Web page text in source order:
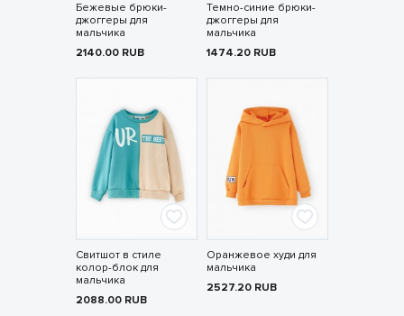
Бежевые брюки-
джоггеры для
мальчика
2140.00 RUB
Темно-синие брюки-
джоггеры для
мальчика
1474.20 RUB
Свитшот в стиле
колор-блок для
мальчика
2088.00 RUB
Оранжевое худи для
мальчика
2527.20 RUB